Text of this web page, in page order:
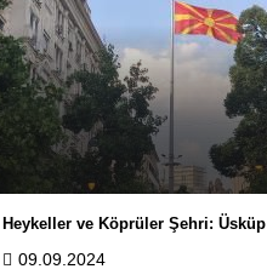
Heykeller ve Köprüler Şehri: Üsküp
09.09.2024